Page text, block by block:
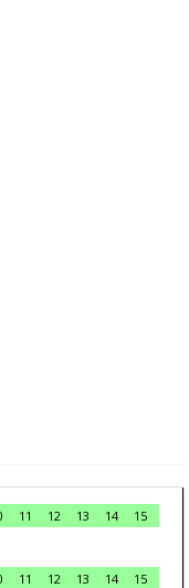
11 12 13 14
15
11 12 13 14
15